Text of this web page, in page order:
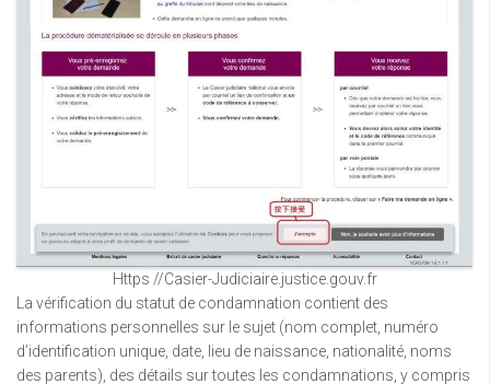
Https //Casier-Judiciaire.justice.gouv.fr
La vérification du statut de condamnation contient des
informations personnelles sur le sujet (nom complet, numéro
d’identification unique, date, lieu de naissance, nationalité, noms
des parents), des détails sur toutes les condamnations, y compris